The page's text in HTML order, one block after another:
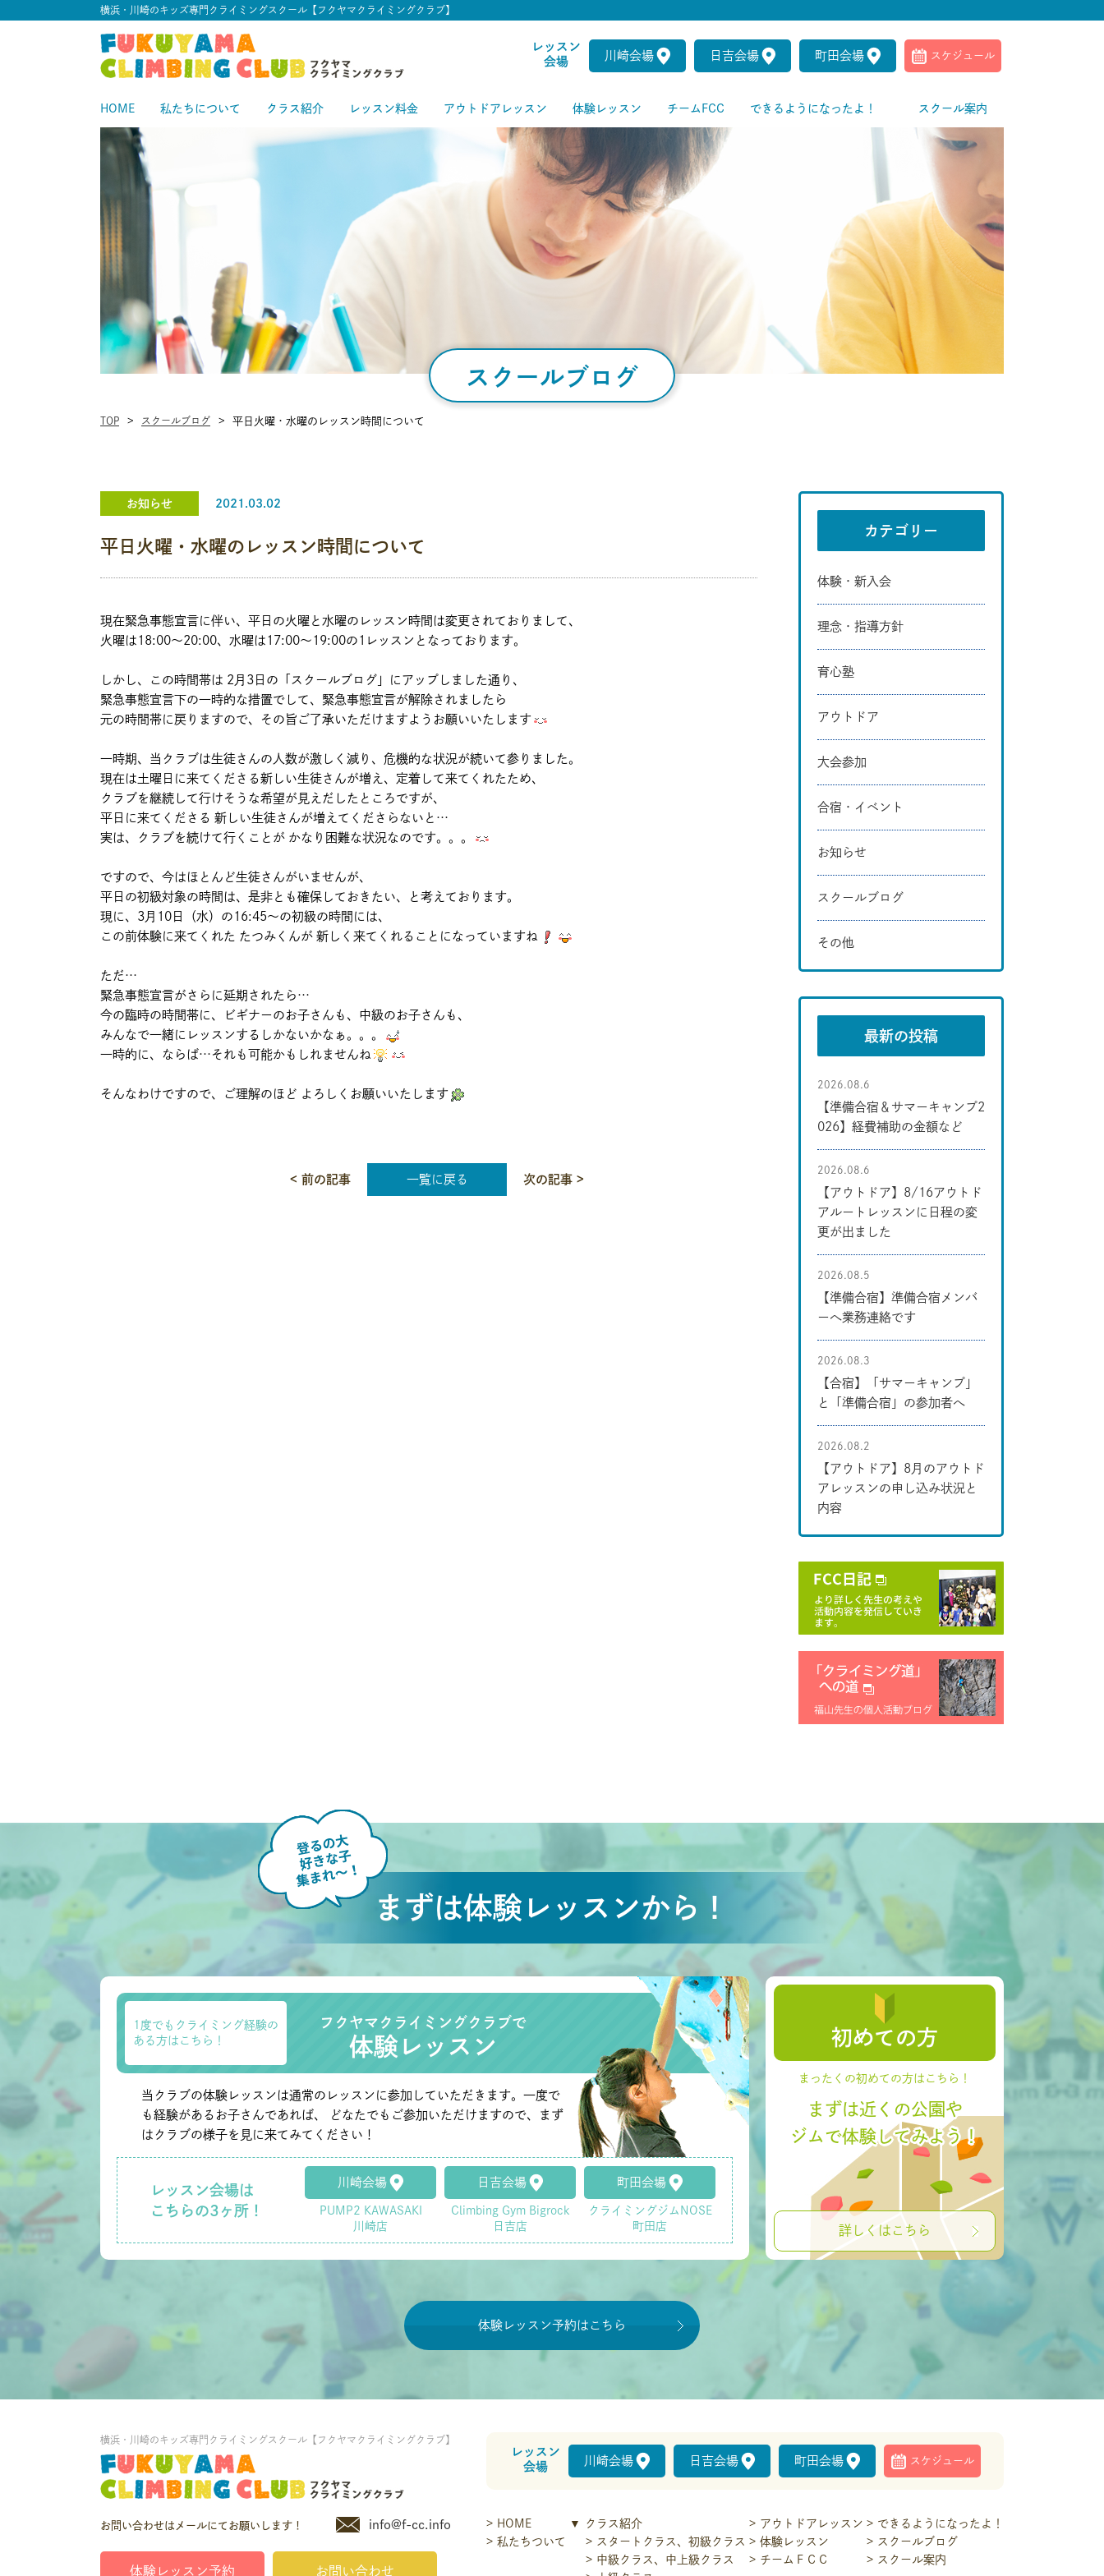
横浜・川崎のキッズ専門クライミングスクール【フクヤマクライミングクラブ】
レッスン
会場
川崎会場 日吉会場 町田会場 スケジュール
HOME 私たちについて クラス紹介 レッスン料金 アウトドアレッスン 体験レッスン チームFCC できるようになったよ！ スクール案内
スクールブログ
TOP スクールブログ 平日火曜・水曜のレッスン時間について
お知らせ 2021.03.02
平日火曜・水曜のレッスン時間について
現在緊急事態宣言に伴い、平日の火曜と水曜のレッスン時間は変更されておりまして、
火曜は18:00～20:00、水曜は17:00～19:00の1レッスンとなっております。
しかし、この時間帯は 2月3日の「スクールブログ」にアップしました通り、
緊急事態宣言下の一時的な措置でして、緊急事態宣言が解除されましたら
元の時間帯に戻りますので、その旨ご了承いただけますようお願いいたします
一時期、当クラブは生徒さんの人数が激しく減り、危機的な状況が続いて参りました。
現在は土曜日に来てくださる新しい生徒さんが増え、定着して来てくれたため、
クラブを継続して行けそうな希望が見えだしたところですが、
平日に来てくださる 新しい生徒さんが増えてくださらないと…
実は、クラブを続けて行くことが かなり困難な状況なのです。。。
ですので、今はほとんど生徒さんがいませんが、
平日の初級対象の時間は、是非とも確保しておきたい、と考えております。
現に、3月10日（水）の16:45～の初級の時間には、
この前体験に来てくれた たつみくんが 新しく来てくれることになっていますね
ただ…
緊急事態宣言がさらに延期されたら…
今の臨時の時間帯に、ビギナーのお子さんも、中級のお子さんも、
みんなで一緒にレッスンするしかないかなぁ。。。
一時的に、ならば…それも可能かもしれませんね
そんなわけですので、ご理解のほど よろしくお願いいたします
< 前の記事 一覧に戻る 次の記事 >
カテゴリー
体験・新入会
理念・指導方針
育心塾
アウトドア
大会参加
合宿・イベント
お知らせ
スクールブログ
その他
最新の投稿
【準備合宿＆サマーキャンプ2
026】経費補助の金額など
2026.08.6
【アウトドア】8/16アウトド
アルートレッスンに日程の変
更が出ました
2026.08.6
【準備合宿】準備合宿メンバ
ーへ業務連絡です
2026.08.5
【合宿】「サマーキャンプ」
と「準備合宿」の参加者へ
2026.08.3
【アウトドア】8月のアウトド
アレッスンの申し込み状況と
内容
2026.08.2
まずは体験レッスンから！
1度でもクライミング経験の
ある方はこちら！
フクヤマクライミングクラブで
体験レッスン
当クラブの体験レッスンは通常のレッスンに参加していただきます。一度で
も経験があるお子さんであれば、 どなたでもご参加いただけますので、まず
はクラブの様子を見に来てみてください！
レッスン会場は
こちらの3ヶ所！
川崎会場
PUMP2 KAWASAKI
川崎店
日吉会場
Climbing Gym Bigrock
日吉店
町田会場
クライミングジムNOSE
町田店
初めての方
まったくの初めての方はこちら！
まずは近くの公園や
ジムで体験してみよう！
詳しくはこちら
体験レッスン予約はこちら
横浜・川崎のキッズ専門クライミングスクール【フクヤマクライミングクラブ】
お問い合わせはメールにてお願いします！ info@f-cc.info
体験レッスン予約 お問い合わせ
レッスン
会場
川崎会場 日吉会場 町田会場 スケジュール
HOME
私たちついて
クラス紹介
スタートクラス、初級クラス
中級クラス、中上級クラス
アウトドアレッスン
体験レッスン
チームＦＣＣ
できるようになったよ！
スクールブログ
スクール案内